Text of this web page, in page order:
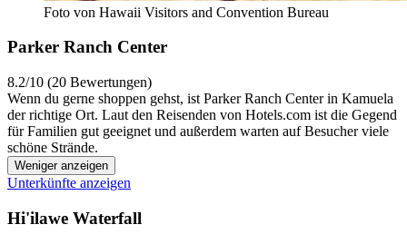
Foto von Hawaii Visitors and Convention Bureau
Parker Ranch Center
8.2/10 (20 Bewertungen)
Wenn du gerne shoppen gehst, ist Parker Ranch Center in Kamuela
der richtige Ort. Laut den Reisenden von Hotels.com ist die Gegend
für Familien gut geeignet und außerdem warten auf Besucher viele
schöne Strände.
Weniger anzeigen
Unterkünfte anzeigen
Hi'ilawe Waterfall